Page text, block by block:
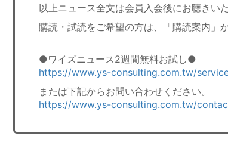
以上ニュース全文は会員入会後にお聴きい
購読・試読をご希望の方は、「購読案内」
●ワイズニュース2週間無料お試し●
https://www.ys-consulting.com.tw/
または下記からお問い合わせください。
https://www.ys-consulting.com.tw/